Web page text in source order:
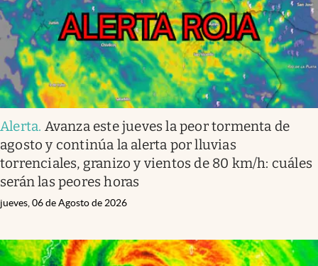
Alerta. Avanza este jueves la peor tormenta de
agosto y continúa la alerta por lluvias
torrenciales, granizo y vientos de 80 km/h: cuáles
serán las peores horas
jueves, 06 de Agosto de 2026